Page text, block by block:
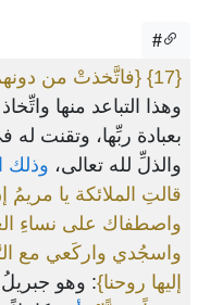
#
{17} {فاتَّخذتْ من
وهذا التباعد منها
بعبادة ربِّها، وتقنت
والذلِّ لله تعالى، وذلك
قالتِ الملائكة يا
واصطفاك على نساءِ
واسجُدي واركَعي مع
إليها روحنا}: وهو جبريلُ